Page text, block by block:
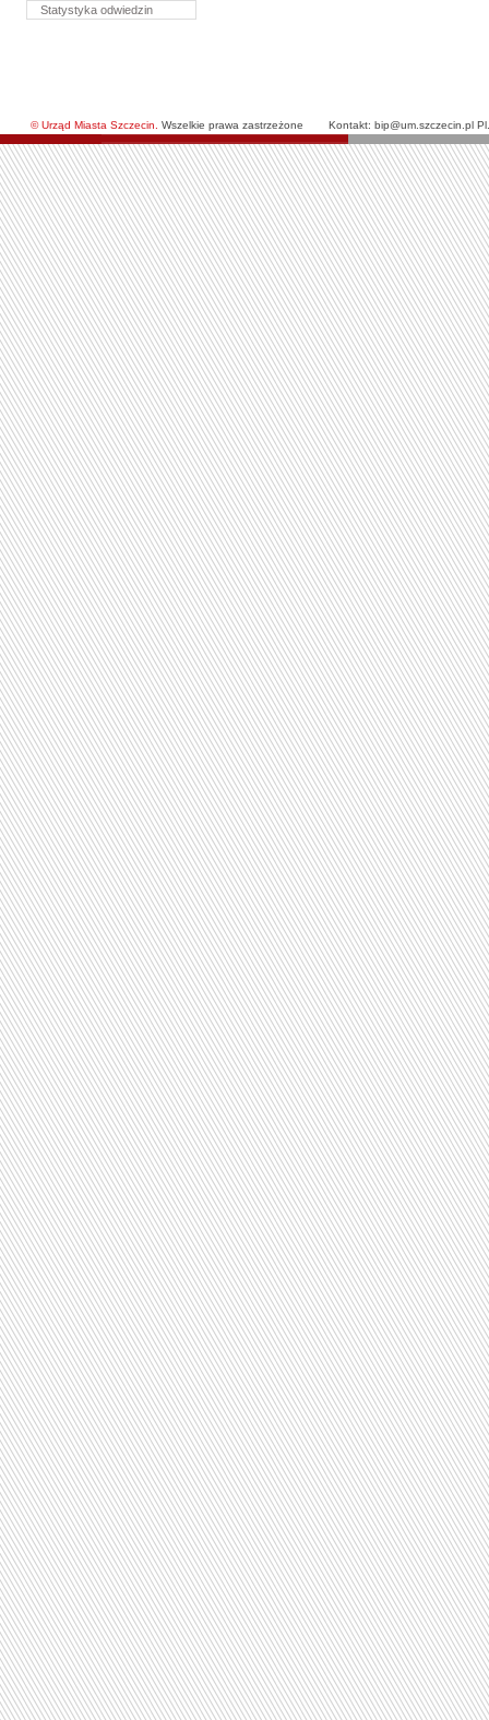
Statystyka odwiedzin
© Urząd Miasta Szczecin. Wszelkie prawa zastrzeżone Kontakt: bip@um.szczecin.pl